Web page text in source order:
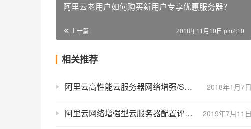
阿里云老用户如何购买新用户专享优惠服务器？
上一篇 2018年11月10日 pm2:10
相关推荐
2018年1月7日
阿里云高性能云服务器网络增强/SSD/大数据/GPU异构优惠价格表
2019年7月11日
阿里云网络增强型云服务器配置评测选购及优惠报价